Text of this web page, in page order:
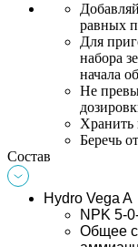
равных
Для
набора
начала
Не
Хранить
Беречь
Состав
Hydro Vega A
NPK 5-
Общее